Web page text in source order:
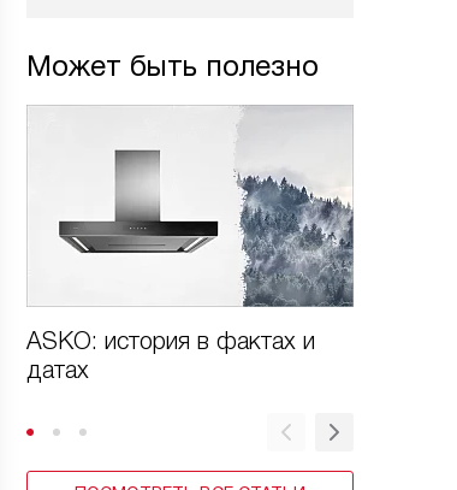
Может быть полезно
ASKO: история в фактах и
датах